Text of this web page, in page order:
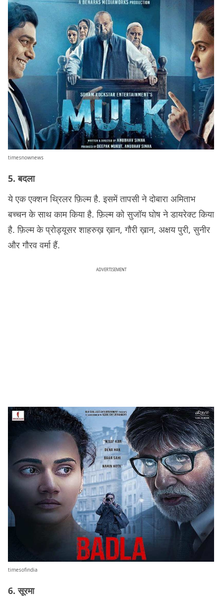
timesnownews
5. बदला
ये एक एक्शन थ्रिलर फ़िल्म है. इसमें तापसी ने दोबारा अमिताभ
बच्चन के साथ काम किया है. फ़िल्म को सुजॉय घोष ने डायरेक्ट किया
है. फ़िल्म के प्रोड्यूसर शाहरुख़ ख़ान, गौरी ख़ान, अक्षय पुरी, सुनीर
और गौरव वर्मा हैं.
ADVERTISEMENT
timesofindia
6. सूरमा